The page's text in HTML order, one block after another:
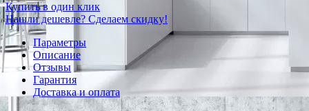
Купить в один клик
Нашли дешевле? Сделаем скидку!
Параметры
Описание
Отзывы
Гарантия
Доставка и оплата